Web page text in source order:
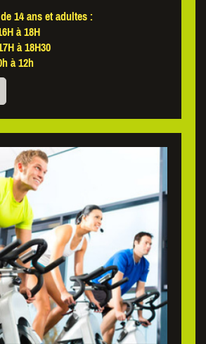
14 ans et adultes :
à 18H
à 18H30
à 12h